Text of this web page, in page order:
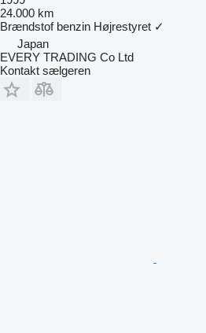
24.000 km
Brændstof benzin Højrestyret ✓
Japan
EVERY TRADING Co Ltd
Kontakt sælgeren